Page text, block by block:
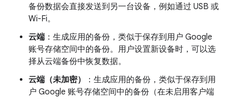
备份数据会直接发送到另一台设备，例如通过 USB 或
Wi-Fi。
云端 ：生成应用的备份，类似于保存到用户 Google
账号存储空间中的备份。用户设置新设备时，可以选
择从云端备份中恢复数据。
云端（未加密）
：生成应用的备份，类似于保存到用
户 Google 账号存储空间中的备份（在未启用客户端